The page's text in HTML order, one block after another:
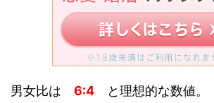
男女比は 6:4 と理想的な数値。